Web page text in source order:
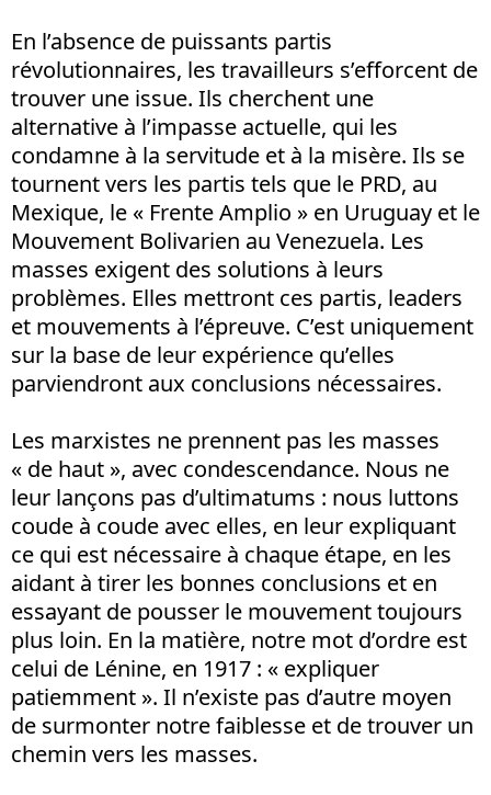
En l’absence de puissants partis
révolutionnaires, les travailleurs s’efforcent de
trouver une issue. Ils cherchent une
alternative à l’impasse actuelle, qui les
condamne à la servitude et à la misère. Ils se
tournent vers les partis tels que le PRD, au
Mexique, le « Frente Amplio » en Uruguay et le
Mouvement Bolivarien au Venezuela. Les
masses exigent des solutions à leurs
problèmes. Elles mettront ces partis, leaders
et mouvements à l’épreuve. C’est uniquement
sur la base de leur expérience qu’elles
parviendront aux conclusions nécessaires.
Les marxistes ne prennent pas les masses
« de haut », avec condescendance. Nous ne
leur lançons pas d’ultimatums : nous luttons
coude à coude avec elles, en leur expliquant
ce qui est nécessaire à chaque étape, en les
aidant à tirer les bonnes conclusions et en
essayant de pousser le mouvement toujours
plus loin. En la matière, notre mot d’ordre est
celui de Lénine, en 1917 : « expliquer
patiemment ». Il n’existe pas d’autre moyen
de surmonter notre faiblesse et de trouver un
chemin vers les masses.